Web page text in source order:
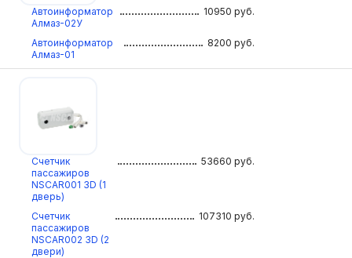
Автоинформатор
Алмаз-02У
10950 руб.
Автоинформатор
Алмаз-01
8200 руб.
Счетчик
пассажиров
NSCAR001 3D (1
дверь)
53660 руб.
Счетчик
пассажиров
NSCAR002 3D (2
двери)
107310 руб.